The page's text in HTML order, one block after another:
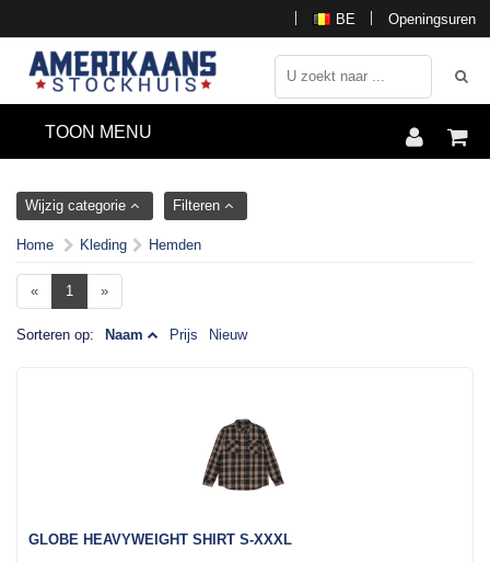
Openingsuren
BE
TOON MENU
Wijzig categorie Filteren
Home Kleding Hemden
« 1 »
Sorteren op: Naam Prijs Nieuw
GLOBE HEAVYWEIGHT SHIRT S-XXXL